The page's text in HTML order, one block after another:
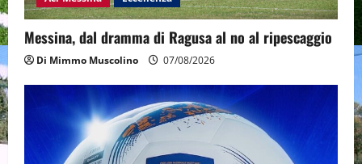
Messina, dal dramma di Ragusa al no al ripescaggio
Di Mimmo Muscolino 07/08/2026